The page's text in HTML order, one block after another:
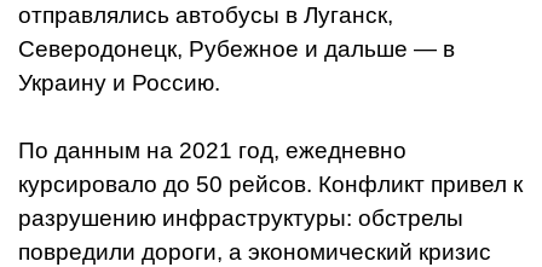
отправлялись автобусы в Луганск,
Северодонецк, Рубежное и дальше — в
Украину и Россию.
По данным на 2021 год, ежедневно
курсировало до 50 рейсов. Конфликт привел к
разрушению инфраструктуры: обстрелы
повредили дороги, а экономический кризис